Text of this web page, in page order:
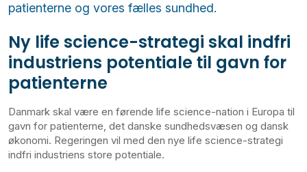
patienterne og vores fælles sundhed.
Ny life science-strategi skal indfri
industriens potentiale til gavn for
patienterne
Danmark skal være en førende life science-nation i Europa til
gavn for patienterne, det danske sundhedsvæsen og dansk
økonomi. Regeringen vil med den nye life science-strategi
indfri industriens store potentiale.